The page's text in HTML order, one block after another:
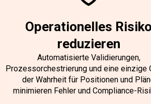
Operationelles Risiko
reduzieren
Automatisierte Validierungen,
Prozessorchestrierung und eine einzige
der Wahrheit für Positionen und
minimieren Fehler und Compliance-